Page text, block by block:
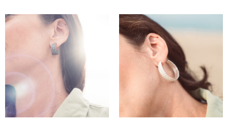
precios:
€65,00
hasta
€70,00
producto
tiene
múltiples
variantes.
elegir